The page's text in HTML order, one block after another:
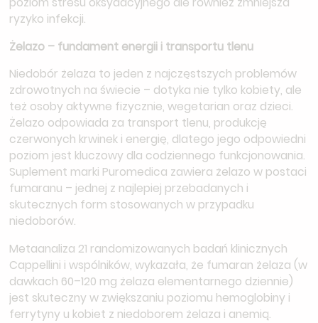
ryzyko infekcji.
Żelazo – fundament energii i transportu tlenu
Niedobór żelaza to jeden z najczęstszych problemów
zdrowotnych na świecie – dotyka nie tylko kobiety, ale
też osoby aktywne fizycznie, wegetarian oraz dzieci.
Żelazo odpowiada za transport tlenu, produkcję
czerwonych krwinek i energię, dlatego jego odpowiedni
poziom jest kluczowy dla codziennego funkcjonowania.
Suplement marki Puromedica zawiera żelazo w postaci
fumaranu – jednej z najlepiej przebadanych i
skutecznych form stosowanych w przypadku
niedoborów.
Metaanaliza 21 randomizowanych badań klinicznych
Cappellini i wspólników, wykazała, że fumaran żelaza (w
dawkach 60–120 mg żelaza elementarnego dziennie)
jest skuteczny w zwiększaniu poziomu hemoglobiny i
ferrytyny u kobiet z niedoborem żelaza i anemią.